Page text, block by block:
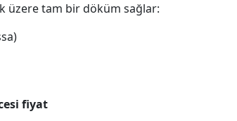
üzere tam bir döküm sağlar:
fiyat